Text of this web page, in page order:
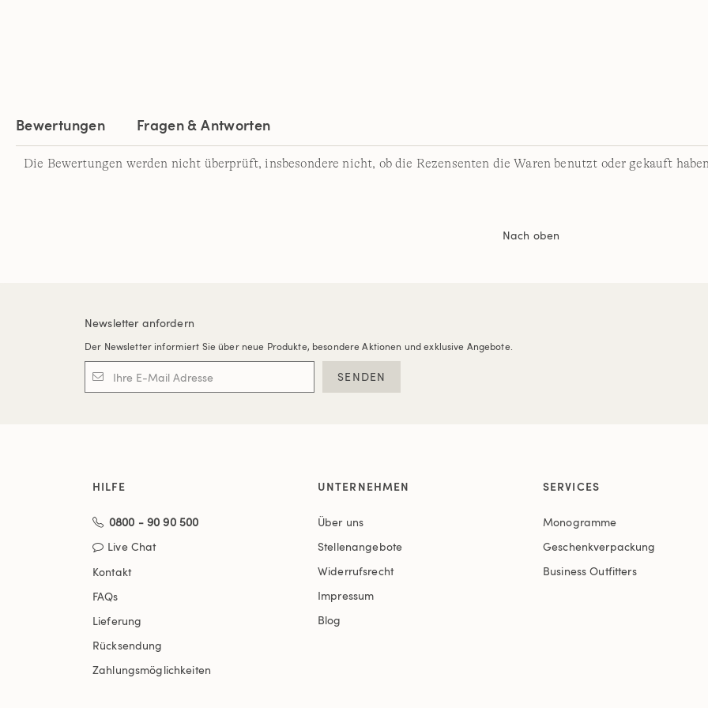
Bewertungen Fragen & Antworten
Die Bewertungen werden nicht überprüft, insbesondere nicht, ob die Rezensenten die Waren benutzt oder gekauft
Nach oben
Newsletter anfordern
Der Newsletter informiert Sie über neue Produkte, besondere Aktionen und exklusive Angebote.
SENDEN
HILFE
0800 - 90 90 500
Live Chat
Kontakt
FAQs
Lieferung
Rücksendung
Zahlungsmöglichkeiten
UNTERNEHMEN
Über uns
Stellenangebote
Widerrufsrecht
Impressum
Blog
SERVICES
Monogramme
Geschenkverpackung
Business Outfitters